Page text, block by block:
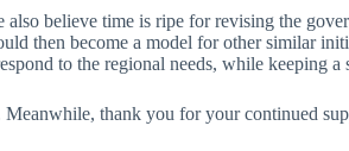
believe time is ripe for revising the
then become a model for other similar
to the regional needs, while keeping
thank you for your continued